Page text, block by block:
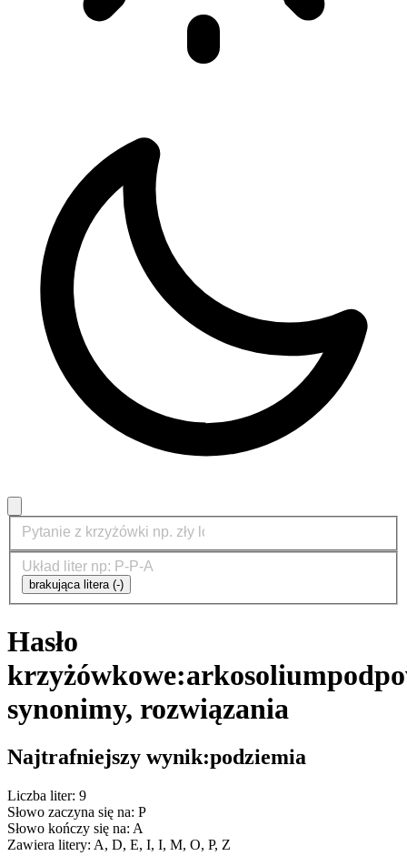
brakująca litera (-)
Hasło
krzyżówkowe:arkosolium
synonimy, rozwiązania
Najtrafniejszy wynik:podziemia
Liczba liter: 9
Słowo zaczyna się na: P
Słowo kończy się na: A
Zawiera litery: A, D, E, I, I, M, O, P, Z